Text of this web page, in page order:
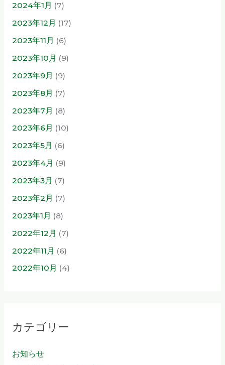
2024年1月 (7)
2023年12月 (17)
2023年11月 (6)
2023年10月 (9)
2023年9月 (9)
2023年8月 (7)
2023年7月 (8)
2023年6月 (10)
2023年5月 (6)
2023年4月 (9)
2023年3月 (7)
2023年2月 (7)
2023年1月 (8)
2022年12月 (7)
2022年11月 (6)
2022年10月 (4)
カテゴリー
お知らせ